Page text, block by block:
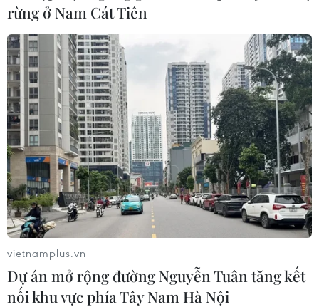
29/11/2022 07:23
Sau 4 giờ phẫu thuật, các bác sỹ Bệnh viện Nhi đồng 1
đã bóc tách thành công khối bướu bạch huyết vùng đầu
cổ có trọng lượng 1,1kg của bé sơ sinh 3 ngày tuổi.
rừng ở Nam Cát Tiên
vietnamplus.vn
Dự án mở rộng đường Nguyễn Tuân tăng kết
nối khu vực phía Tây Nam Hà Nội